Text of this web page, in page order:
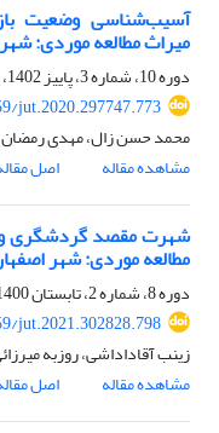
آسیب‌شناسی وضعیت
میراث مطالعه موردی:
دوره 10، شماره 3، پاییز 1402، صفحه
jut.2020.297747.773
محمد حسن زال، مهدی رمضان
مشاهده مقاله
اصل
شهرت مقصد گردشگری و
مطالعه موردی: شهر
دوره 8، شماره 2، تابستان 1400، صفحه
jut.2021.302828.798
زینب آقاداداشی، روزبه
مشاهده مقاله
اصل